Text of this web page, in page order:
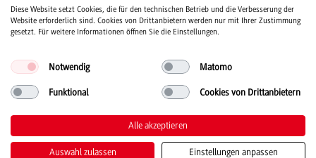
YouTube
© 2026 Duale Hochschule Baden-Württemberg
Kontakt Impressum Barrierefreiheit
Diese Website setzt Cookies, die für den technischen Betrieb und die Verbesserung der
Website erforderlich sind. Cookies von Drittanbietern werden nur mit Ihrer Zustimmung
gesetzt. Für weitere Informationen öffnen Sie die Einstellungen.
Notwendig Matomo
Funktional Cookies von Drittanbietern
Alle akzeptieren
Auswahl zulassen Einstellungen anpassen